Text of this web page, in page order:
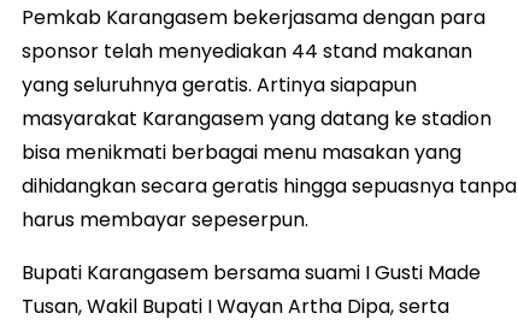
Pemkab Karangasem bekerjasama dengan para
sponsor telah menyediakan 44 stand makanan
yang seluruhnya geratis. Artinya siapapun
masyarakat Karangasem yang datang ke stadion
bisa menikmati berbagai menu masakan yang
dihidangkan secara geratis hingga sepuasnya tanpa
harus membayar sepeserpun.
Bupati Karangasem bersama suami I Gusti Made
Tusan, Wakil Bupati I Wayan Artha Dipa, serta